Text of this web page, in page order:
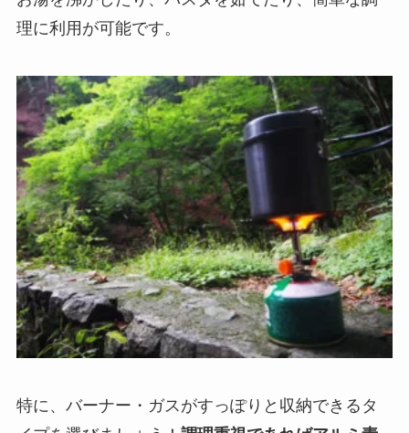
理に利用が可能です。
特に、バーナー・ガスがすっぽりと収納できるタ